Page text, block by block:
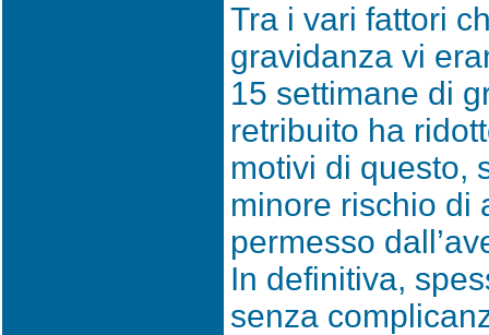
Tra i vari fattori
gravidanza vi
15 settimane di
retribuito ha
motivi di questo,
minore rischio di
permesso
In definitiva,
senza